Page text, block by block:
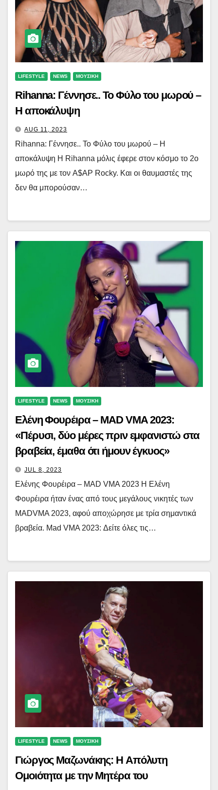
LIFESTYLE NEWS ΜΟΥΣΙΚΗ
Rihanna: Γέννησε.. To Φύλο του μωρού –
Η αποκάλυψη
AUG 11, 2023
Rihanna: Γέννησε.. To Φύλο του μωρού – Η
αποκάλυψη Η Rihanna μόλις έφερε στον κόσμο το 2ο
μωρό της με τον A$AP Rocky. Και οι θαυμαστές της
δεν θα μπορούσαν…
LIFESTYLE NEWS ΜΟΥΣΙΚΗ
Ελένη Φουρέιρα – MAD VMA 2023:
«Πέρυσι, δύο μέρες πριν εμφανιστώ στα
βραβεία, έμαθα ότι ήμουν έγκυος»
JUL 8, 2023
Ελένης Φουρέιρα – MAD VMA 2023 Η Ελένη
Φουρέιρα ήταν ένας από τους μεγάλους νικητές των
MADVMA 2023, αφού αποχώρησε με τρία σημαντικά
βραβεία. Mad VMA 2023: Δείτε όλες τις…
LIFESTYLE NEWS ΜΟΥΣΙΚΗ
Γιώργος Μαζωνάκης: Η Απόλυτη
Ομοιότητα με την Μητέρα του